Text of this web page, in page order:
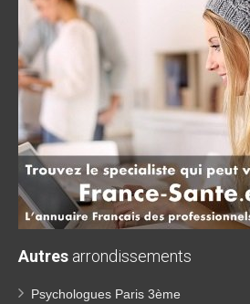
Autres arrondissements
Psychologues Paris 3ème